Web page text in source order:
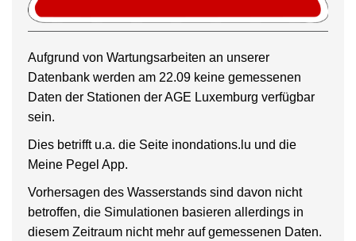
Aufgrund von Wartungsarbeiten an unserer
Datenbank werden am 22.09 keine gemessenen
Daten der Stationen der AGE Luxemburg verfügbar
sein.
Dies betrifft u.a. die Seite inondations.lu und die
Meine Pegel App.
Vorhersagen des Wasserstands sind davon nicht
betroffen, die Simulationen basieren allerdings in
diesem Zeitraum nicht mehr auf gemessenen Daten.